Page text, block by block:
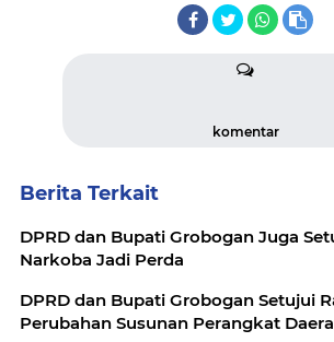
komentar
Berita Terkait
DPRD dan Bupati Grobogan Juga
Narkoba Jadi Perda
DPRD dan Bupati Grobogan Setujui
Perubahan Susunan Perangkat